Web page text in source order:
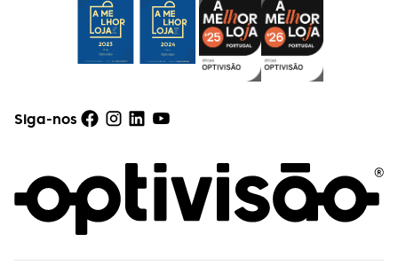
Siga-nos